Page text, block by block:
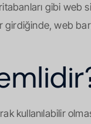
gibi web
girdiğinde, web
kullanılabilir